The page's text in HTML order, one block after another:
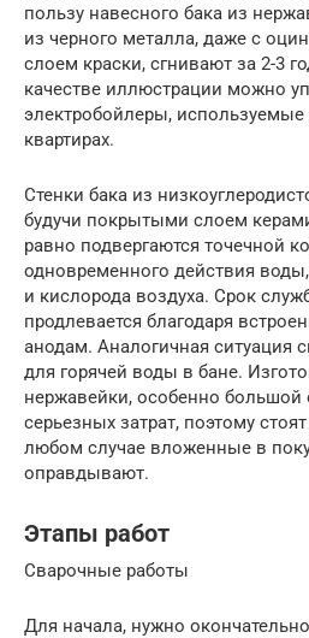
пользу навесного бака из
из черного металла, даже с
слоем краски, сгнивают за 2-3
качестве иллюстрации можно
электробойлеры,
квартирах.
Стенки бака из
будучи покрытыми слоем
равно подвергаются точечной
одновременного действия
и кислорода воздуха. Срок
продлевается благодаря
анодам. Аналогичная ситуация
для горячей воды в бане.
нержавейки, особенно большой
серьезных затрат, поэтому
любом случае вложенные в
оправдывают.
Этапы работ
Сварочные работы
Для начала, нужно